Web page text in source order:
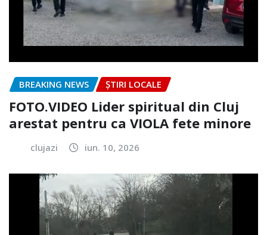
BREAKING NEWS ȘTIRI LOCALE
FOTO.VIDEO Lider spiritual din Cluj
arestat pentru ca VIOLA fete minore
clujazi iun. 10, 2026